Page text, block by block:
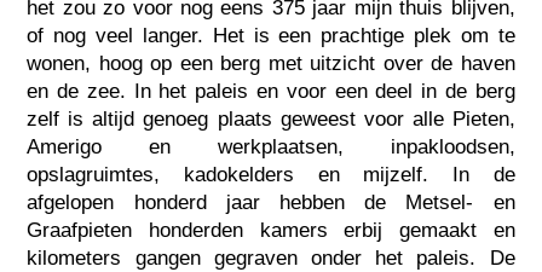
het zou zo voor nog eens 375 jaar mijn thuis blijven,
of nog veel langer. Het is een prachtige plek om te
wonen, hoog op een berg met uitzicht over de haven
en de zee. In het paleis en voor een deel in de berg
zelf is altijd genoeg plaats geweest voor alle Pieten,
Amerigo en werkplaatsen, inpakloodsen,
opslagruimtes, kadokelders en mijzelf. In de
afgelopen honderd jaar hebben de Metsel- en
Graafpieten honderden kamers erbij gemaakt en
kilometers gangen gegraven onder het paleis. De